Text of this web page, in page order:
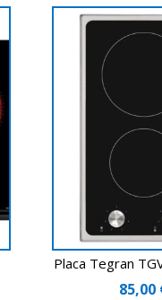
Placa Tegran
85,00